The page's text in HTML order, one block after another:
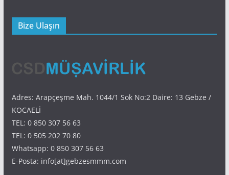
Bize Ulaşın
Adres: Arapçeşme Mah. 1044/1 Sok No:2 Daire: 13 Gebze /
KOCAELİ
TEL: 0 850 307 56 63
TEL: 0 505 202 70 80
Whatsapp: 0 850 307 56 63
E-Posta: info[at]gebzesmmm.com